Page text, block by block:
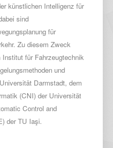
künstlichen Intelligenz für
sind
für
Zu diesem Zweck
für Fahrzeugtechnik
und
Darmstadt, dem
(CNI) der Universität
Control and
der TU Iaşi.